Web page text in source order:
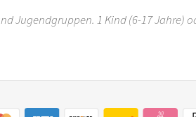
Jugendgruppen. 1 Kind (6-17 Jahre)
6 Jahren ist der Ostergarten Stuttgart